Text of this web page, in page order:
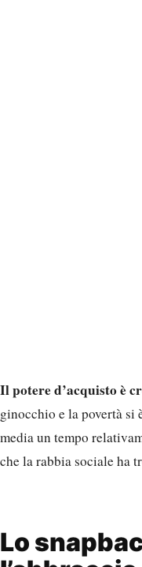
Il potere d’acquisto è
ginocchio e la povertà si
media un tempo
che la rabbia sociale ha
Lo